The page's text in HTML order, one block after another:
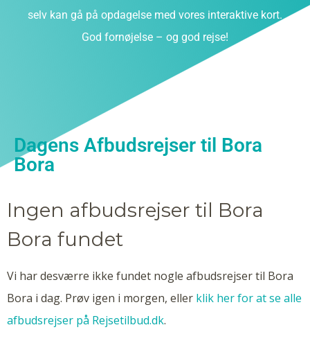
selv kan gå på opdagelse med vores interaktive kort.
God fornøjelse – og god rejse!
Dagens Afbudsrejser til Bora
Bora
Ingen afbudsrejser til Bora
Bora fundet
Vi har desværre ikke fundet nogle afbudsrejser til Bora
Bora i dag. Prøv igen i morgen, eller klik her for at se alle
afbudsrejser på Rejsetilbud.dk.